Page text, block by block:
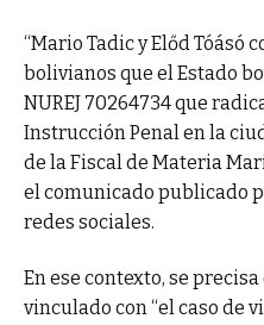
“Mario Tadic y Előd Tóásó
bolivianos que el Estado
NUREJ 70264734 que
Instrucción Penal en la
de la Fiscal de Materia
el comunicado publicado
redes sociales.
En ese contexto, se
vinculado con “el caso de